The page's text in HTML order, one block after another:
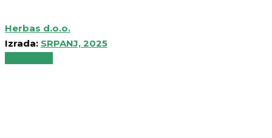
Herbas d.o.o.
Izrada: SRPANJ, 2025